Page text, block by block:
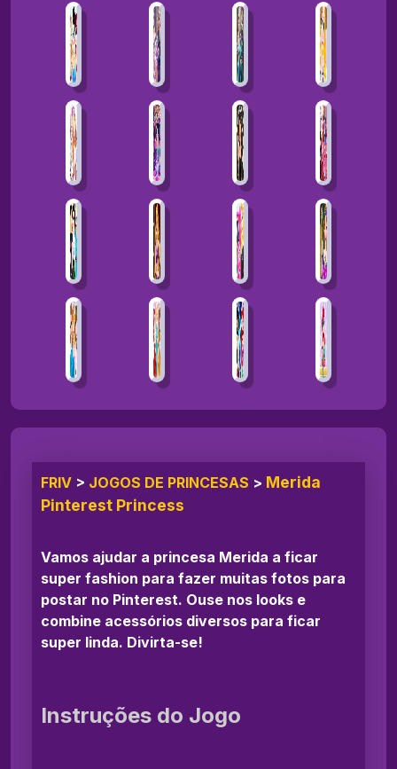
FRIV > JOGOS DE PRINCESAS > Merida
Pinterest Princess
Vamos ajudar a princesa Merida a ficar
super fashion para fazer muitas fotos para
postar no Pinterest. Ouse nos looks e
combine acessórios diversos para ficar
super linda. Divirta-se!
Instruções do Jogo